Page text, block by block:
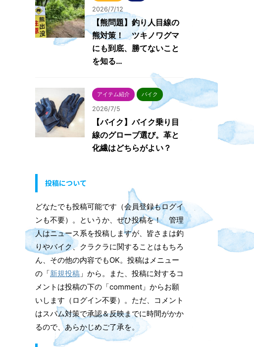
2026/7/12
【熊問題】釣り人目線の
熊対策！ ツキノワグマ
にも到底、勝てないこと
を知る…
アイテム紹介 バイク
2026/7/5
【バイク】バイク乗り目
線のグローブ選び。革と
化繊はどちらがよい？
投稿について
どなたでも投稿可能です（会員登録もログイ
ンも不要）。というか、ぜひ投稿を！ 管理
人はニュース系を投稿しますが、皆さまは釣
りやバイク、クラクラに関することはもちろ
ん、その他の内容でもOK。投稿はメニュー
の「新規投稿 」から。また、投稿に対するコ
メントは投稿の下の「comment」からお願
いします（ログイン不要）。ただ、コメント
はスパム対策で承認＆反映までに時間がかか
るので、あらかじめご了承を。